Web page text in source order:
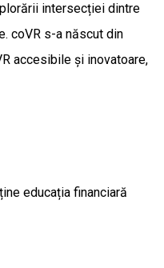
intersecției dintre
coVR s-a născut din
accesibile și inovatoare,
educația financiară